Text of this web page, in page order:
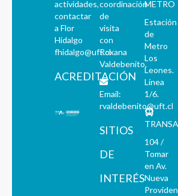
actividades,
contactar
a Flor
Hidalgo
fhidalgo@uft.cl
ACREDITACIÓN
coordinación
de
visita
con
Roxana
Valdebenito.
Email:
rvaldebenito@uft.cl
SITIOS
DE
INTERÉS
METRO
Estación
de
Metro
Los
Leones.
Línea
1/6.
104 /
Tomar
en Av.
Nueva